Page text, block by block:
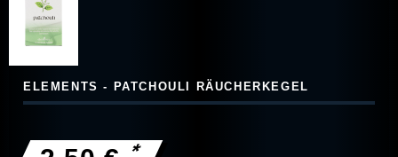
ELEMENTS - PATCHOULI RÄUCHERKEGEL
*